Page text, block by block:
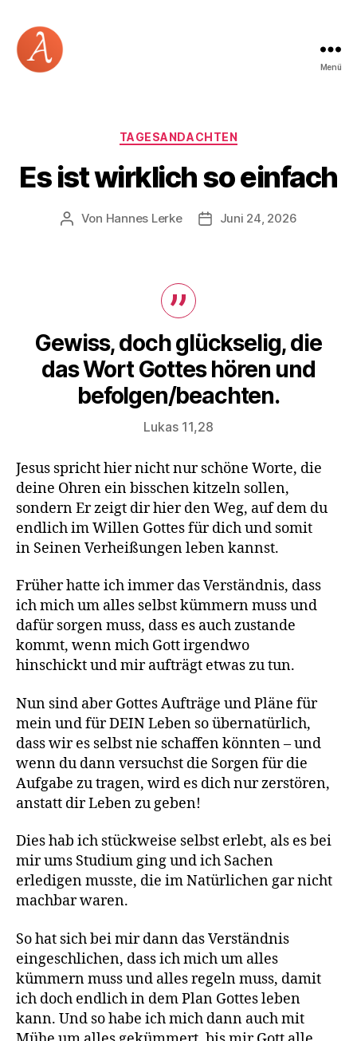
Menü
Kategorien
TAGESANDACHTEN
Es ist wirklich so einfach
Beitragsautor
Von Hannes Lerke Beitragsdatum
Juni 24, 2026
Gewiss, doch glückselig, die
das Wort Gottes hören und
befolgen/beachten.
Lukas 11,28
Jesus spricht hier nicht nur schöne Worte, die
deine Ohren ein bisschen kitzeln sollen,
sondern Er zeigt dir hier den Weg, auf dem du
endlich im Willen Gottes für dich und somit
in Seinen Verheißungen leben kannst.
Früher hatte ich immer das Verständnis, dass
ich mich um alles selbst kümmern muss und
dafür sorgen muss, dass es auch zustande
kommt, wenn mich Gott irgendwo
hinschickt und mir aufträgt etwas zu tun.
Nun sind aber Gottes Aufträge und Pläne für
mein und für DEIN Leben so übernatürlich,
dass wir es selbst nie schaffen könnten – und
wenn du dann versuchst die Sorgen für die
Aufgabe zu tragen, wird es dich nur zerstören,
anstatt dir Leben zu geben!
Dies hab ich stückweise selbst erlebt, als es bei
mir ums Studium ging und ich Sachen
erledigen musste, die im Natürlichen gar nicht
machbar waren.
So hat sich bei mir dann das Verständnis
eingeschlichen, dass ich mich um alles
kümmern muss und alles regeln muss, damit
ich doch endlich in dem Plan Gottes leben
kann. Und so habe ich mich dann auch mit